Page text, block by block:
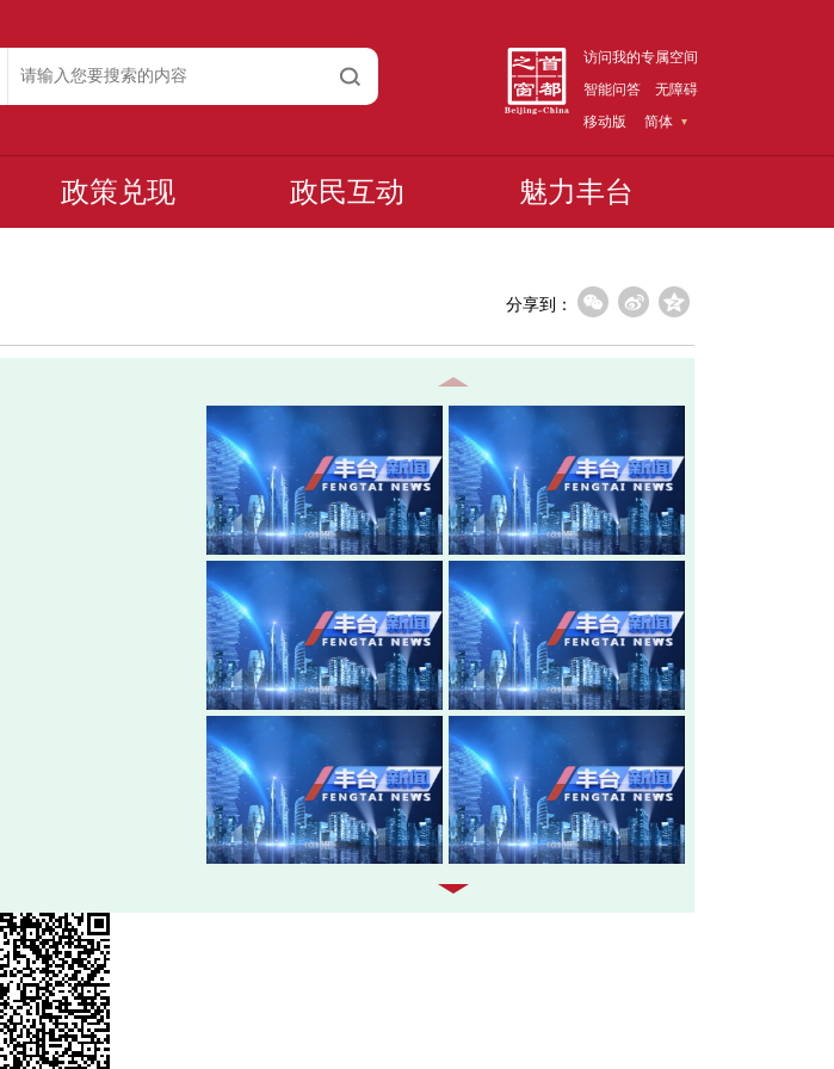
访问我的专属空间
智能问答
无障碍
移动版
简体
政策兑现 政民互动 魅力丰台
分享到：
20260805-丰台新闻
20260803-丰台新闻
20260730-丰台新闻